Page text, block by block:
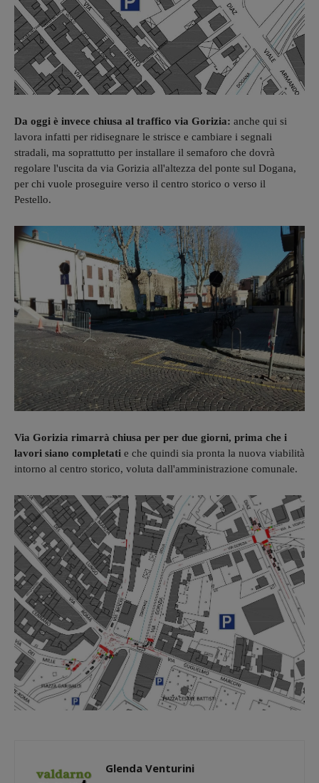
Da oggi è invece chiusa al traffico via Gorizia: anche qui si
lavora infatti per ridisegnare le strisce e cambiare i segnali
stradali, ma soprattutto per installare il semaforo che dovrà
regolare l'uscita da via Gorizia all'altezza del ponte sul Dogana,
per chi vuole proseguire verso il centro storico o verso il
Pestello.
Via Gorizia rimarrà chiusa per per due giorni, prima che i
lavori siano completati e che quindi sia pronta la nuova viabilità
intorno al centro storico, voluta dall'amministrazione comunale.
Glenda Venturini